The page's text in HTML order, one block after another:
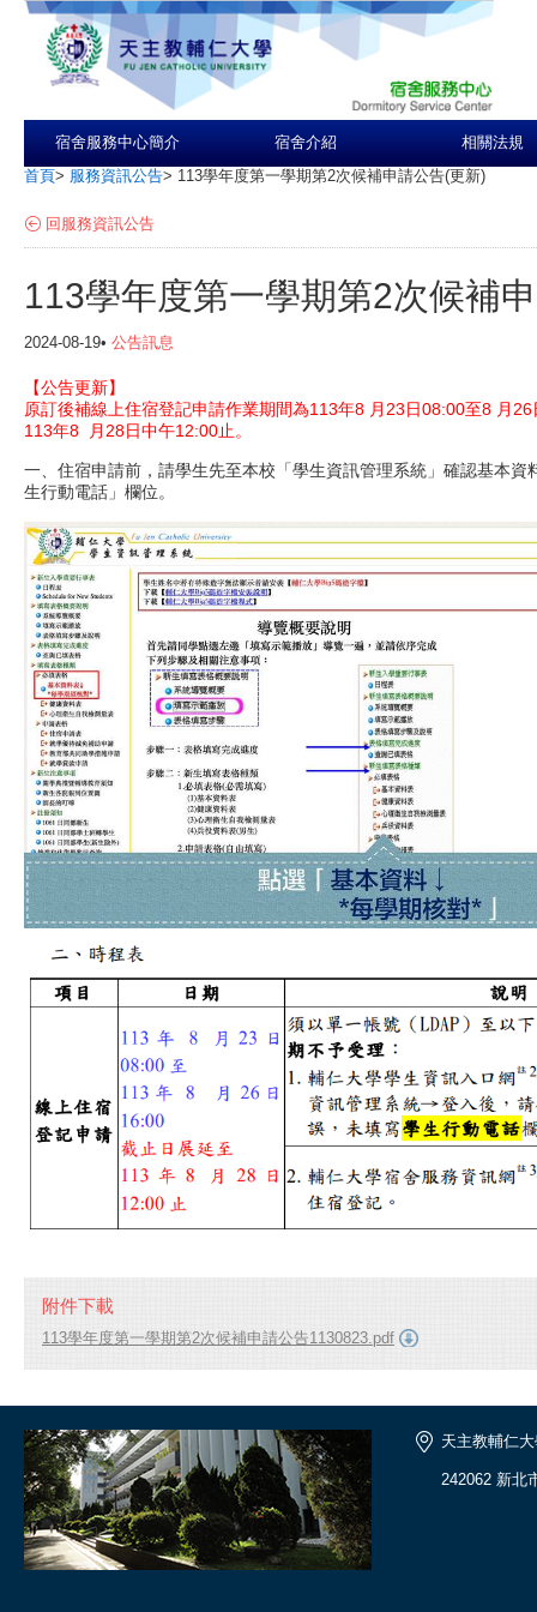
宿舍服務中心簡介 宿舍介紹 相關法規
首頁> 服務資訊公告> 113學年度第一學期第2次候補申請公告(更新)
回服務資訊公告
113學年度第一學期第2次候補
2024-08-19• 公告訊息
【公告更新】
原訂後補線上住宿登記申請作業期間為113年8 月23日08:00至8 月
113年8 月28日中午12:00止。
一、住宿申請前，請學生先至本校「學生資訊管理系統」確認基本資
生行動電話」欄位。
附件下載
113學年度第一學期第2次候補申請公告1130823.pdf
天主教輔仁
242062 新北